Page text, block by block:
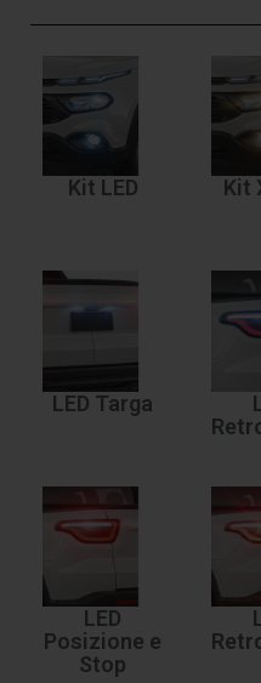
Kit LED Kit
LED Targa
LED
Posizione e
Stop